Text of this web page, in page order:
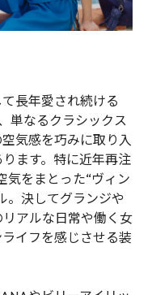
長年愛され続ける
単なるクラシックス
気感を巧みに取り入
ます。特に近年再注
気をまとった“ヴィン
。決してグランジや
アルな日常や働く女
イフを感じさせる装